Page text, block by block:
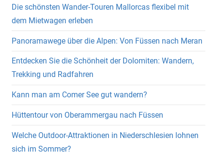
Die schönsten Wander-Touren Mallorcas flexibel mit
dem Mietwagen erleben
Panoramawege über die Alpen: Von Füssen nach Meran
Entdecken Sie die Schönheit der Dolomiten: Wandern,
Trekking und Radfahren
Kann man am Comer See gut wandern?
Hüttentour von Oberammergau nach Füssen
Welche Outdoor-Attraktionen in Niederschlesien lohnen
sich im Sommer?